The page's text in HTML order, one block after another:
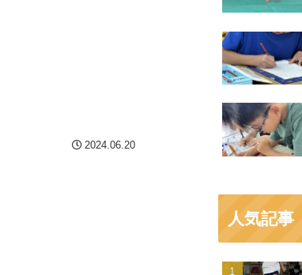
2024.06.20
人気記事